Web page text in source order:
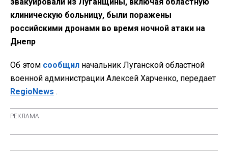
клиническую больницу, были поражены
российскими дронами во время ночной атаки на
Днепр
Об этом сообщил начальник Луганской областной
военной администрации Алексей Харченко, передает
RegioNews .